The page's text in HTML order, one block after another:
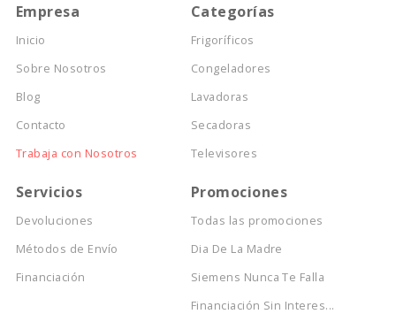
Empresa
Inicio
Sobre Nosotros
Blog
Contacto
Trabaja con Nosotros
Categorías
Frigoríficos
Congeladores
Lavadoras
Secadoras
Televisores
Servicios
Devoluciones
Métodos de Envío
Financiación
Promociones
Todas las promociones
Dia De La Madre
Siemens Nunca Te Falla
Financiación Sin Interes...